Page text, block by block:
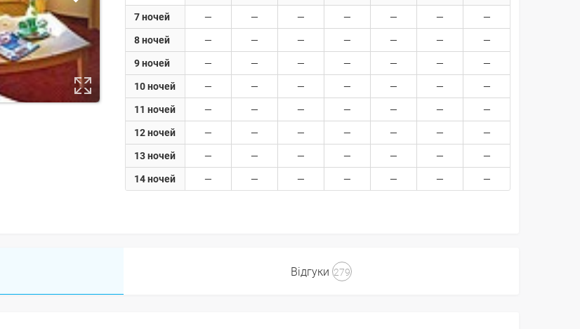
7 ночей
8 ночей
9 ночей
10 ночей
11 ночей
12 ночей
13 ночей
14 ночей
Відгуки 279